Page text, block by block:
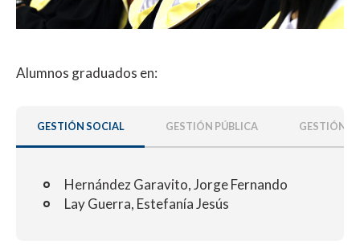
Alumnos graduados en:
GESTIÓN SOCIAL GESTIÓN PÚBLICA GESTIÓN
Hernández Garavito, Jorge Fernando
Lay Guerra, Estefanía Jesús